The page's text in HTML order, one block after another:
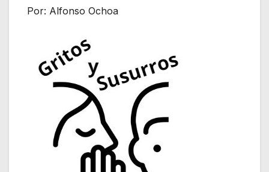
Por: Alfonso Ochoa